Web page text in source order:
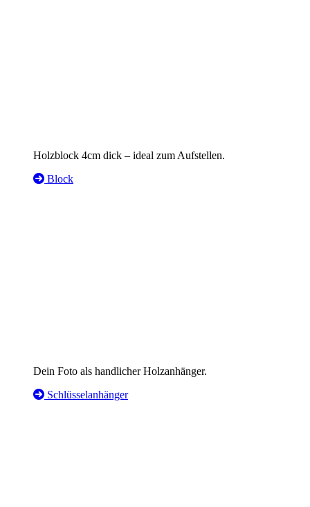
Holzblock 4cm dick – ideal zum Aufstellen.
Block
Dein Foto als handlicher Holzanhänger.
Schlüsselanhänger